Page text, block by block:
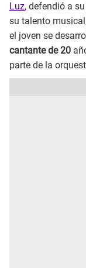
Luz, defendió a
su talento
el joven se
cantante de 20
parte de la